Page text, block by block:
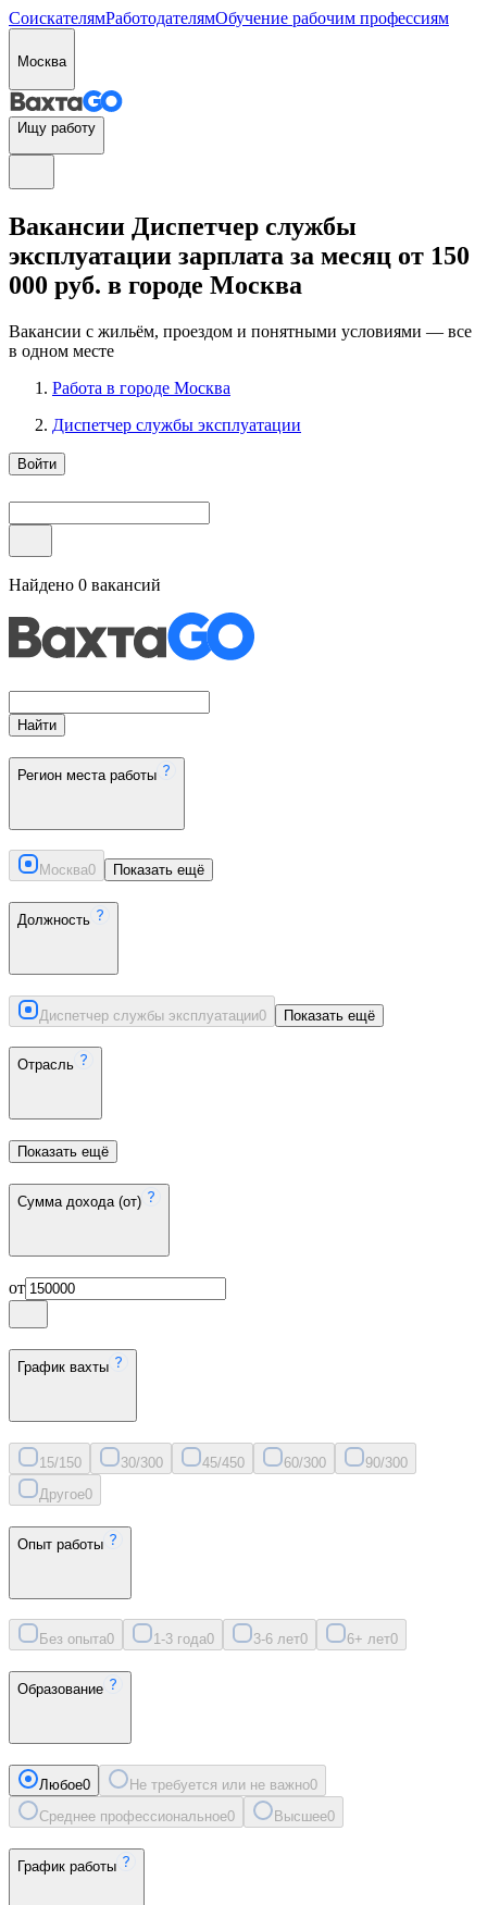
СоискателямРаботодателямОбучение рабочим профессиям
Москва
Ищу работу
Вакансии Диспетчер службы
эксплуатации зарплата за месяц от 150
000 руб. в городе Москва
Вакансии с жильём, проездом и понятными условиями — все
в одном месте
Работа в городе Москва
Диспетчер службы эксплуатации
Войти
Найдено 0 вакансий
Найти
Регион места работы
Москва0 Показать ещё
Должность
Диспетчер службы эксплуатации0 Показать ещё
Отрасль
Показать ещё
Сумма дохода (от)
от
График вахты
15/150 30/300 45/450 60/300 90/300
Другое0
Опыт работы
Без опыта0 1-3 года0 3-6 лет0 6+ лет0
Образование
Любое0 Не требуется или не важно0
Среднее профессиональное0 Высшее0
График работы